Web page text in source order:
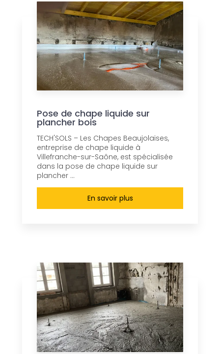
Pose de chape liquide sur
plancher bois
TECH'SOLS – Les Chapes Beaujolaises,
entreprise de chape liquide à
Villefranche-sur-Saône, est spécialisée
dans la pose de chape liquide sur
plancher ...
En savoir plus